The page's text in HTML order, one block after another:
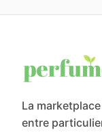
La
entre